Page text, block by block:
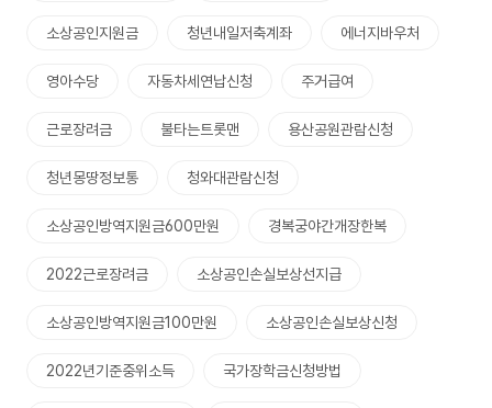
소상공인지원금 청년내일저축계좌 에너지바우처
영아수당 자동차세연납신청 주거급여
근로장려금 불타는트롯맨 용산공원관람신청
청년몽땅정보통 청와대관람신청
소상공인방역지원금600만원 경복궁야간개장한복
2022근로장려금 소상공인손실보상선지급
소상공인방역지원금100만원 소상공인손실보상신청
2022년기준중위소득 국가장학금신청방법